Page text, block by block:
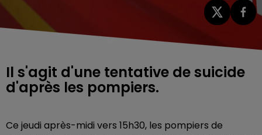
Il s'agit d'une tentative de suicide
d'après les pompiers.
Ce jeudi après-midi vers 15h30, les pompiers de